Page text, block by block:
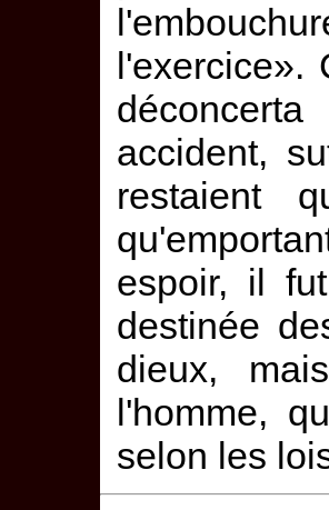
l'exercice».
accident,
restaient
espoir, il
destinée
dieux,
l'homme,
selon les